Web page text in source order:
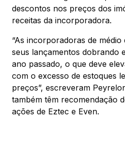
descontos nos preços dos
receitas da incorporadora.
“As incorporadoras de
seus lançamentos dobrando
ano passado, o que deve
com o excesso de estoques
preços”, escreveram
também têm recomendação
ações de Eztec e Even.